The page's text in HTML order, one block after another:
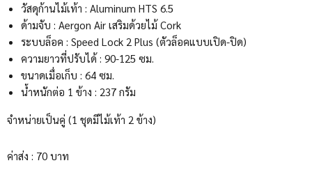
วัสดุก้านไม้เท้า : Aluminum HTS 6.5
ด้ามจับ : Aergon Air เสริมด้วยไม้ Cork
ระบบล็อค : Speed Lock 2 Plus (ตัวล็อคแบบเปิด-ปิด)
ความยาวที่ปรับได้ : 90-125 ซม.
ขนาดเมื่อเก็บ : 64 ซม.
น้ำหนักต่อ 1 ข้าง : 237 กรัม
จำหน่ายเป็นคู่ (1 ชุดมีไม้เท้า 2 ข้าง)
ค่าส่ง : 70 บาท